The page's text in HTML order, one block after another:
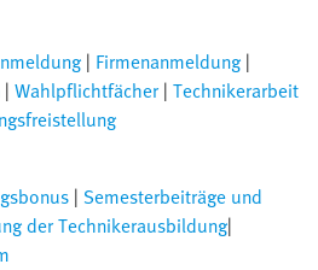
| Firmenanmeldung |
| Wahlpflichtfächer | Technikerarbeit
| Semesterbeiträge und
der Technikerausbildung|